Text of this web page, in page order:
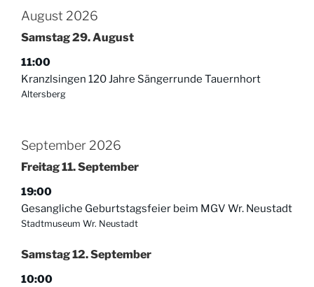
August 2026
Samstag29.August
11:00
Kranzlsingen 120 Jahre Sängerrunde Tauernhort
Altersberg
September 2026
Freitag11.September
19:00
Gesangliche Geburtstagsfeier beim MGV Wr. Neustadt
Stadtmuseum Wr. Neustadt
Samstag12.September
10:00